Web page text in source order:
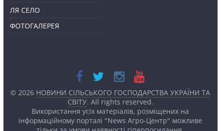
ЛЯ СЕЛО
ФОТОГАЛЕРЕЯ
© 2026 НОВИНИ СІЛЬСЬКОГО ГОСПОДАРСТВА УКРАЇНИ ТА
СВІТУ. All rights reserved.
Використання усіх матеріалів, розміщених на
інформаційному порталі "News Агро-Центр" можливе